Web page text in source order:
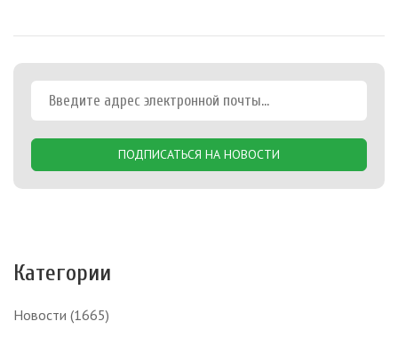
ПОДПИСАТЬСЯ НА НОВОСТИ
Категории
Новости (1665)